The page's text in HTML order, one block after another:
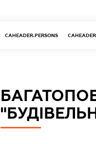
CAHEADER.PERSONS